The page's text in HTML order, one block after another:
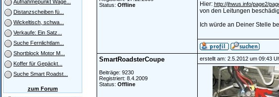
Aufnahmepunkt Wage...
Distanzscheiben fü...
Wickeltisch, schwa...
Verkaufe: Ein Satz...
Suche Fernlichtlam...
Shortblock Motor M...
Koffer für Gepäckt...
Suche Smart Roadst...
zum Forum
Status: Offline
Hier: http://jhwus.info/page2/
von den Leitungen
Ich würde an Deiner Stelle
SmartRoadsterCoupe
Beiträge: 9230
Registriert: 8.4.2009
Status: Offline
erstellt am: 2.5.2012 um 09:43